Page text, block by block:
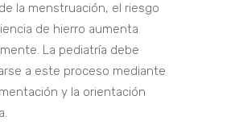
la menstruación, el riesgo
de hierro aumenta
La pediatría debe
a este proceso mediante
y la orientación